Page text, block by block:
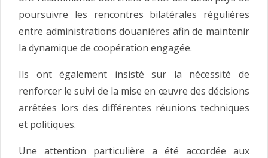
poursuivre les rencontres bilatérales régulières
entre administrations douanières afin de maintenir
la dynamique de coopération engagée.
Ils ont également insisté sur la nécessité de
renforcer le suivi de la mise en œuvre des décisions
arrêtées lors des différentes réunions techniques
et politiques.
Une attention particulière a été accordée aux